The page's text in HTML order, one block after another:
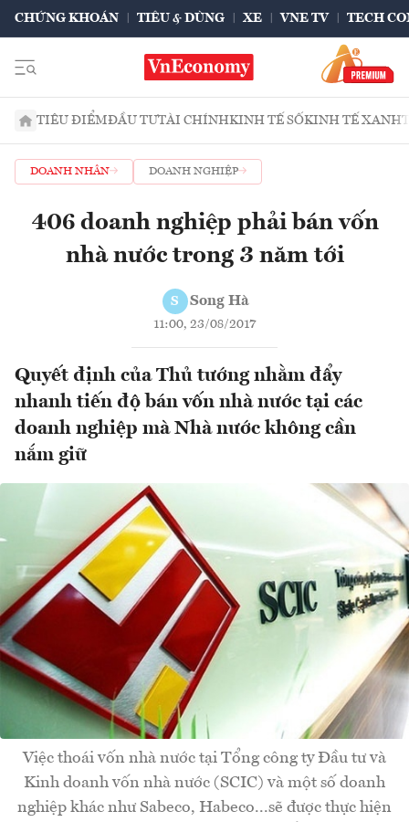
CHỨNG KHOÁN TIÊU & DÙNG XE VNE TV TECH
TIÊU ĐIỂMĐẦU TƯTÀI CHÍNHKINH TẾ SỐKINH TẾ XANH
DOANH NHÂN DOANH NGHIỆP
406 doanh nghiệp phải bán vốn
nhà nước trong 3 năm tới
S Song Hà
11:00, 23/08/2017
Quyết định của Thủ tướng nhằm đẩy
nhanh tiến độ bán vốn nhà nước tại các
doanh nghiệp mà Nhà nước không cần
nắm giữ
Việc thoái vốn nhà nước tại Tổng công ty Đầu tư và
Kinh doanh vốn nhà nước (SCIC) và một số doanh
nghiệp khác như Sabeco, Habeco...sẽ được thực hiện